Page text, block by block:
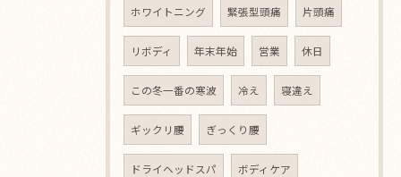
ホワイトニング 緊張型頭痛 片頭痛
リボディ 年末年始 営業 休日
この冬一番の寒波 冷え 寝違え
ギックリ腰 ぎっくり腰
ドライヘッドスパ ボディケア